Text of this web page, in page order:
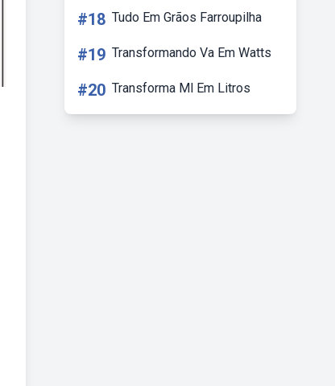
#18 Tudo Em Grãos Farroupilha
#19 Transformando Va Em Watts
#20 Transforma Ml Em Litros